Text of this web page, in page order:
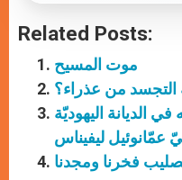
Related Posts:
موت المسيح
التجسد من عذراء؟
الديانة اليهوديّة
ليفيناس
فخرنا ومجدنا